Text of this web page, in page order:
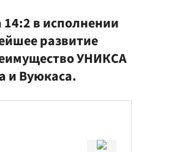
14:2 в исполнении
развитие
УНИКСА
и Вуюкаса.